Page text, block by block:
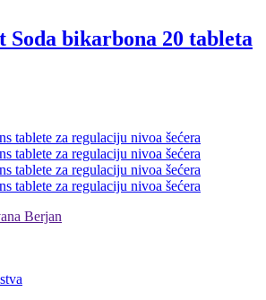
Soda bikarbona 20 tableta
Berjan